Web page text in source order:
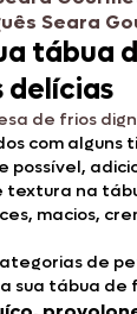
Seara
tábua
delícias
de frios
com alguns
possível,
na
macios,
de
sua tábua de